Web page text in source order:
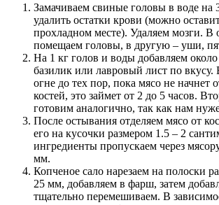
Замачиваем свиные головы в воде на
удалить остатки крови (можно
прохладном месте). Удаляем мозги.
помещаем головы, в другую – уши,
На 1 кг голов и воды добавляем
базилик или лавровый лист по
огне до тех пор, пока мясо не начнет
костей, это займет от 2 до 5 часов.
готовим аналогично, так как нам
После остывания отделяем мясо от
его на кусочки размером 1.5 – 2
ингредиенты пропускаем через
мм.
Копченое сало нарезаем на полоски
25 мм, добавляем в фарш, затем
тщательно перемешиваем. В